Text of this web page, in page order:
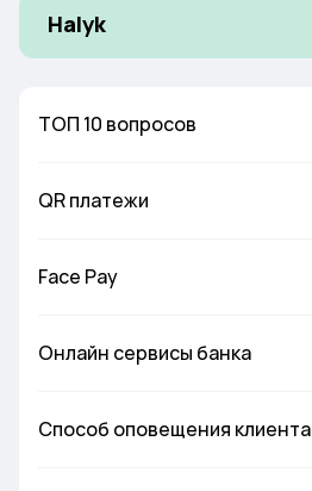
Halyk
ТОП 10 вопросов
QR платежи
Face Pay
Онлайн сервисы банка
Способ оповещения клиента